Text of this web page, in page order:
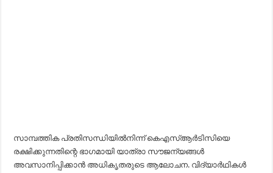
സാമ്പത്തിക പ്രതിസന്ധിയിൽനിന്ന് കെഎസ്ആർടിസിയെ
രക്ഷിക്കുന്നതിന്റെ ഭാഗമായി യാത്രാ സൗജന്യങ്ങൾ
അവസാനിപ്പിക്കാൻ അധികൃതരുടെ ആലോചന. വിദ്യാർഥികൾ